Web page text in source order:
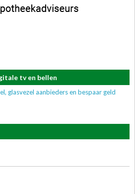
tv en bellen
glasvezel aanbieders en bespaar geld